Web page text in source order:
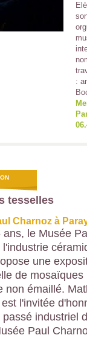
:
tesselles
Charnoz à
ans, le Musée
l'industrie
une
de mosaïques
non émaillé.
l'invitée
passé industriel
Paul